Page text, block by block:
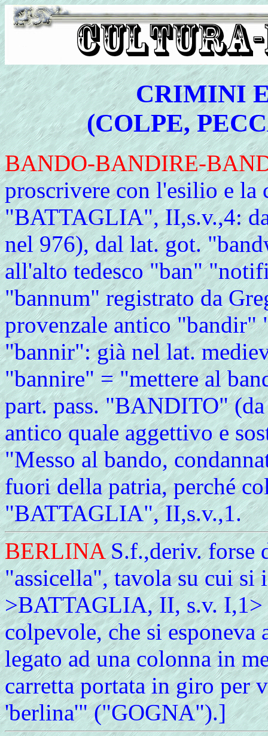
CRIMINI
(COLPE,
BANDO-BANDIRE-
proscrivere con l'esilio e la
"BATTAGLIA", II,s.v.,4:
nel 976), dal lat. got.
all'alto tedesco "ban"
"bannum" registrato da
provenzale antico "bandir"
"bannir": già nel lat.
"bannire" = "mettere al
part. pass. "BANDITO"
antico quale aggettivo e
"Messo al bando,
fuori della patria, perché
"BATTAGLIA", II,s.v.,1.
BERLINAS.f.,deriv. forse
"assicella", tavola su cui si
>BATTAGLIA, II, s.v. I,1>
colpevole, che si
legato ad una colonna in
carretta portata in giro per
'berlina'" ("GOGNA").]